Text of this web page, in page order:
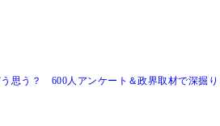
う思う？ 600人アンケート＆政界取材で深掘り